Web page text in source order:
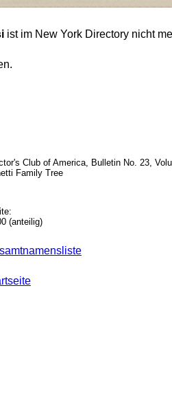
ist im New York Directory nicht
Club of America, Bulletin No. 23,
Family Tree
(anteilig)